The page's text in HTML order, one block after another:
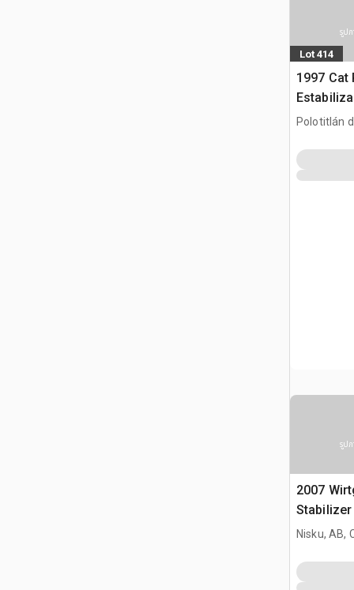
รูปภ
Lot 414
1997 Cat
de Suelo
Polotitlán
รูปภ
2007
Nisku, AB,